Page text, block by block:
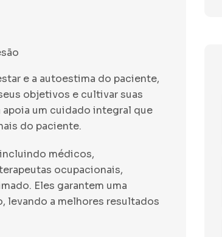
e a autoestima do paciente,
objetivos e cultivar suas
um cuidado integral que
do paciente.
médicos,
ocupacionais,
Eles garantem uma
levando a melhores resultados